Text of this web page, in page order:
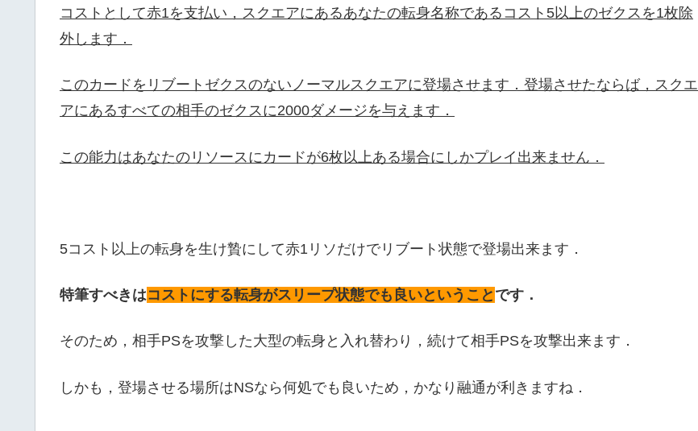
コストとして赤1を支払い，スクエアにあるあなたの転身名称であるコスト5以上のゼクスを1枚除
外します．
このカードをリブートゼクスのないノーマルスクエアに登場させます．登場させたならば，スクエ
アにあるすべての相手のゼクスに2000ダメージを与えます．
この能力はあなたのリソースにカードが6枚以上ある場合にしかプレイ出来ません．
5コスト以上の転身を生け贄にして赤1リソだけでリブート状態で登場出来ます．
特筆すべきはコストにする転身がスリープ状態でも良いということ です．
そのため，相手PSを攻撃した大型の転身と入れ替わり，続けて相手PSを攻撃出来ます．
しかも，登場させる場所はNSなら何処でも良いため，かなり融通が利きますね．